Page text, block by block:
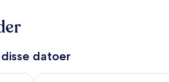
datoer
6 - aug. 7
Tjek tilgængelighed for i